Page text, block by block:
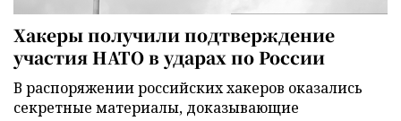
Хакеры получили подтверждение
участия НАТО в ударах по России
В распоряжении российских хакеров оказались
секретные материалы, доказывающие